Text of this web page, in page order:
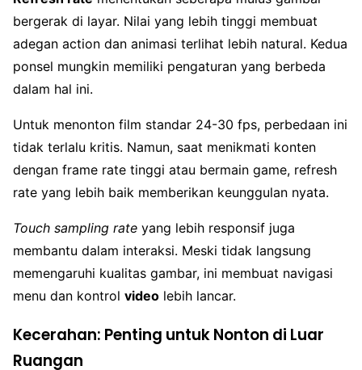
bergerak di layar. Nilai yang lebih tinggi membuat
adegan action dan animasi terlihat lebih natural. Kedua
ponsel mungkin memiliki pengaturan yang berbeda
dalam hal ini.
Untuk menonton film standar 24-30 fps, perbedaan ini
tidak terlalu kritis. Namun, saat menikmati konten
dengan frame rate tinggi atau bermain game, refresh
rate yang lebih baik memberikan keunggulan nyata.
Touch sampling rate yang lebih responsif juga
membantu dalam interaksi. Meski tidak langsung
memengaruhi kualitas gambar, ini membuat navigasi
menu dan kontrol video lebih lancar.
Kecerahan: Penting untuk Nonton di Luar
Ruangan